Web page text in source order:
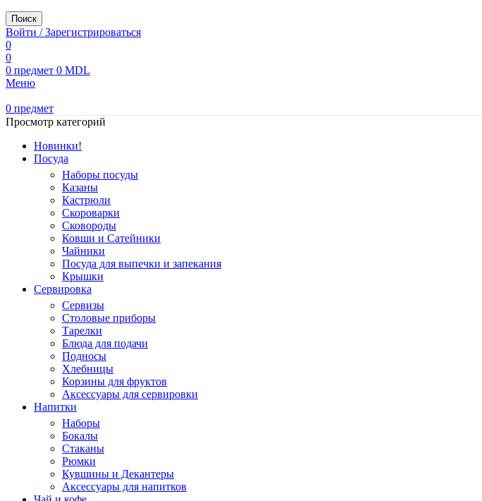
Поиск
Войти / Зарегистрироваться
0
0
0 предмет 0 MDL
Меню
0 предмет
Просмотр категорий
Новинки!
Посуда
Наборы посуды
Казаны
Кастрюли
Скороварки
Сковороды
Ковши и Сатейники
Чайники
Посуда для выпечки и запекания
Крышки
Сервировка
Сервизы
Столовые приборы
Тарелки
Блюда для подачи
Подносы
Хлебницы
Корзины для фруктов
Аксессуары для сервировки
Напитки
Наборы
Бокалы
Стаканы
Рюмки
Кувшины и Декантеры
Аксессуары для напитков